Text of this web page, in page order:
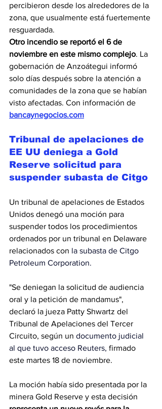
percibieron desde los alrededores de la
zona, que usualmente está fuertemente
resguardada.
Otro incendio se reportó el 6 de
noviembre en este mismo complejo. La
gobernación de Anzoátegui informó
solo días después sobre la atención a
comunidades de la zona que se habían
visto afectadas. Con información de
bancaynegocios.com
Tribunal de apelaciones de
EE UU deniega a Gold
Reserve solicitud para
suspender subasta de Citgo
Un tribunal de apelaciones de Estados
Unidos denegó una moción para
suspender todos los procedimientos
ordenados por un tribunal en Delaware
relacionados con la subasta de Citgo
Petroleum Corporation.
"Se deniegan la solicitud de audiencia
oral y la petición de mandamus",
declaró la jueza Patty Shwartz del
Tribunal de Apelaciones del Tercer
Circuito, según un documento judicial
al que tuvo acceso Reuters, firmado
este martes 18 de noviembre.
La moción había sido presentada por la
minera Gold Reserve y esta decisión